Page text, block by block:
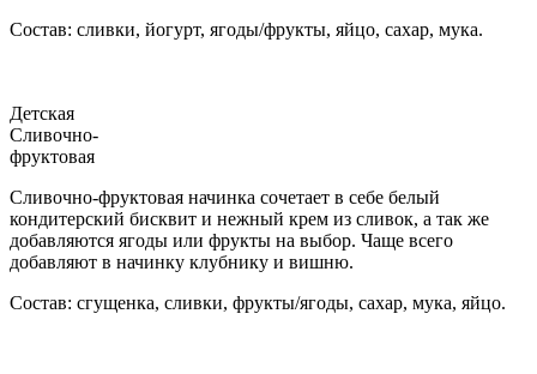
Состав: сливки, йогурт, ягоды/фрукты, яйцо, сахар, мука.
Детская
Сливочно-
фруктовая
Сливочно-фруктовая начинка сочетает в себе белый
кондитерский бисквит и нежный крем из сливок, а так же
добавляются ягоды или фрукты на выбор. Чаще всего
добавляют в начинку клубнику и вишню.
Состав: сгущенка, сливки, фрукты/ягоды, сахар, мука, яйцо.